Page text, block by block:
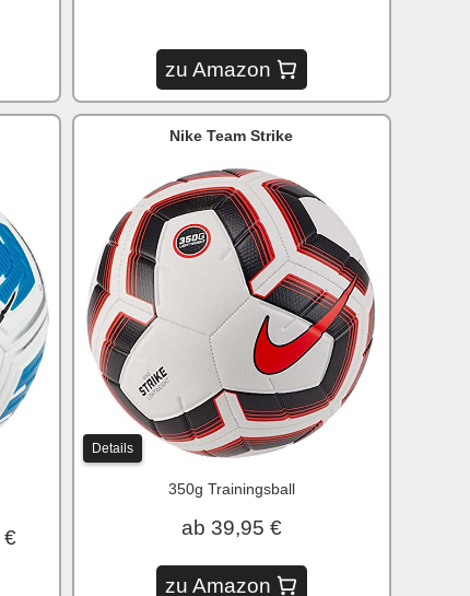
zu Amazon
€
Nike Team Strike
Details
350g Trainingsball
ab 39,95 €
zu Amazon